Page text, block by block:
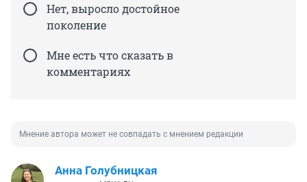
Нет, выросло достойное
поколение
Мне есть что сказать в
комментариях
Мнение автора может не совпадать с мнением редакции
Анна Голубницкая